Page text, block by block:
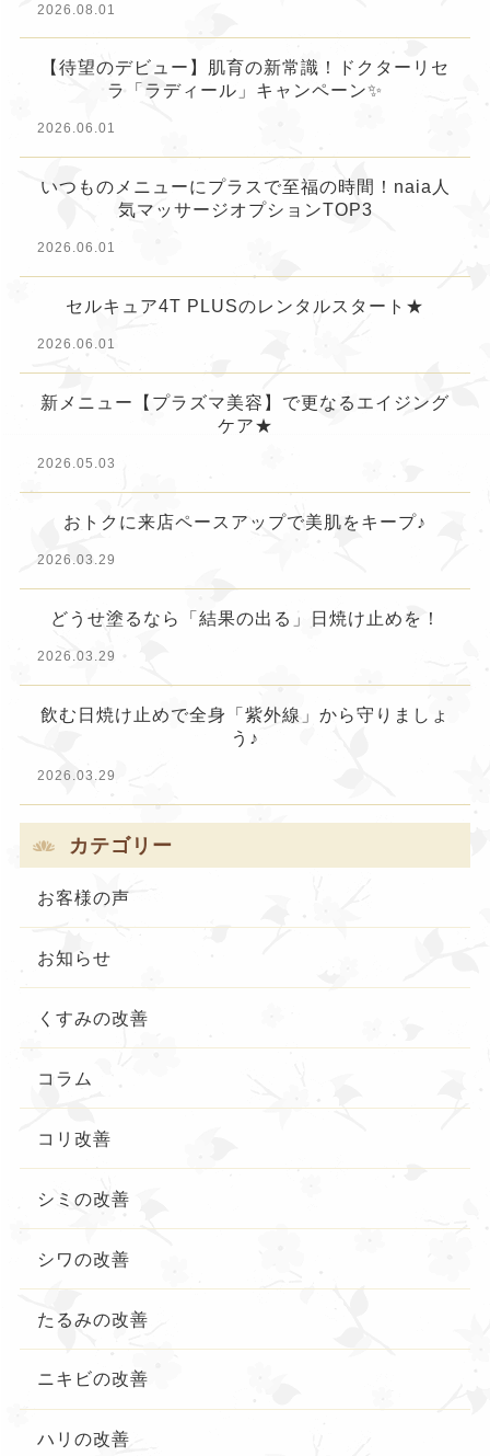
2026.08.01
【待望のデビュー】肌育の新常識！ドクターリセ
ラ「ラディール」キャンペーン✨
2026.06.01
いつものメニューにプラスで至福の時間！naia人
気マッサージオプションTOP3
2026.06.01
セルキュア4T PLUSのレンタルスタート★
2026.06.01
新メニュー【プラズマ美容】で更なるエイジング
ケア★
2026.05.03
おトクに来店ペースアップで美肌をキープ♪
2026.03.29
どうせ塗るなら「結果の出る」日焼け止めを！
2026.03.29
飲む日焼け止めで全身「紫外線」から守りましょ
う♪
2026.03.29
カテゴリー
お客様の声
お知らせ
くすみの改善
コラム
コリ改善
シミの改善
シワの改善
たるみの改善
ニキビの改善
ハリの改善